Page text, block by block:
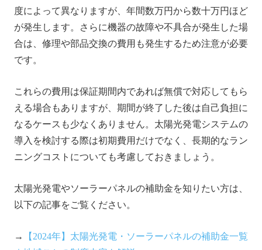
度によって異なりますが、年間数万円から数十万円ほど
が発生します。さらに機器の故障や不具合が発生した場
合は、修理や部品交換の費用も発生するため注意が必要
です。
これらの費用は保証期間内であれば無償で対応してもら
える場合もありますが、期間が終了した後は自己負担に
なるケースも少なくありません。太陽光発電システムの
導入を検討する際は初期費用だけでなく、長期的なラン
ニングコストについても考慮しておきましょう。
太陽光発電やソーラーパネルの補助金を知りたい方は、
以下の記事をご覧ください。
→
【2024年】太陽光発電・ソーラーパネルの補助金一覧